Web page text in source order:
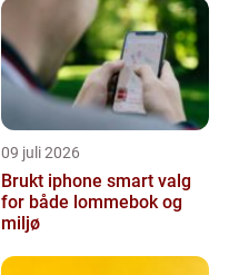
09 juli 2026
Brukt iphone smart valg
for både lommebok og
miljø